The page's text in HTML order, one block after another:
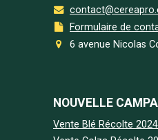
Formulaire de
6 avenue Nicolas
NOUVELLE
Vente Blé Récolte 2024